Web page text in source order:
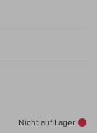
Nicht auf Lager